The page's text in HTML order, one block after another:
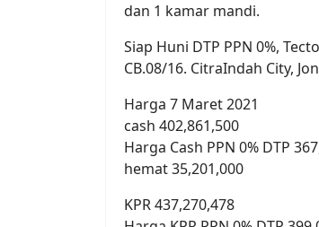
dan 1 kamar mandi.
Siap Huni DTP PPN 0%,
CB.08/16. CitraIndah City,
Harga 7 Maret 2021
cash 402,861,500
Harga Cash PPN 0% DTP
hemat 35,201,000
KPR 437,270,478